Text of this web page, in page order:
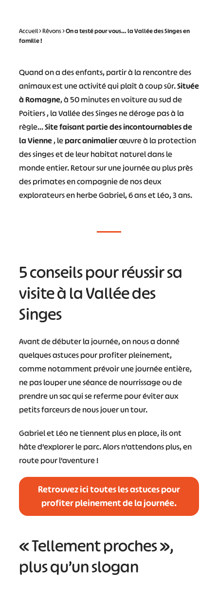
Accueil>Rêvons>On a testé pour vous… la Vallée des Singes en
famille !
Quand on a des enfants, partir à la rencontre des
animaux est une activité qui plaît à coup sûr.Située
à Romagne, à 50 minutes en voiture au sud de
Poitiers , la Vallée des Singes ne déroge pas à la
règle…Site faisant partie des incontournables de
la Vienne, leparc animalierœuvre à la protection
des singes et de leur habitat naturel dans le
monde entier. Retour sur une journée au plus près
des primates en compagnie de nos deux
explorateurs en herbe Gabriel, 6 ans et Léo, 3 ans.
5 conseils pour réussir sa
visite à la Vallée des
Singes
Avant de débuter la journée, on nous a donné
quelques astuces pour profiter pleinement,
comme notamment prévoir une journée entière,
ne pas louper une séance de nourrissage ou de
prendre un sac qui se referme pour éviter aux
petits farceurs de nous jouer un tour.
Gabriel et Léo ne tiennent plus en place, ils ont
hâte d’explorer le parc. Alors n’attendons plus, en
route pour l’aventure !
Retrouvez ici toutes les astuces pour
profiter pleinement de la journée.
« Tellement proches »,
plus qu’un slogan